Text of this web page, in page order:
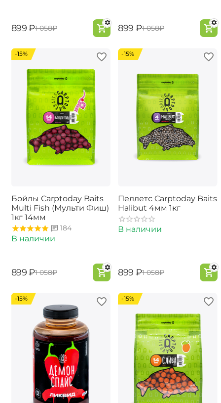
‍899‍ ₽‍1 058‍₽ ‍899‍ ₽‍1 058‍₽
-15%
Бойлы Carptoday Baits
Multi Fish (Мульти Фиш)
1кг 14мм
184
В наличии
‍899‍ ₽‍1 058‍₽
-15%
Пеллетс Carptoday Baits
Halibut 4мм 1кг
В наличии
‍899‍ ₽‍1 058‍₽
-15% -15%